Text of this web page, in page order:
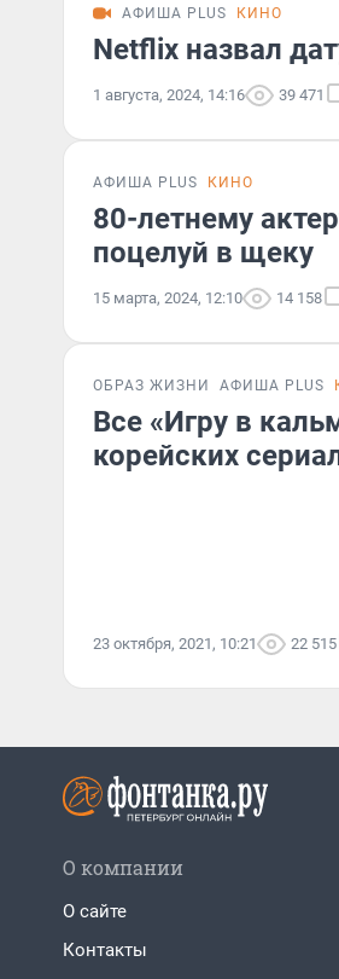
АФИША PLUS КИНО
Netflix назвал
1 августа, 2024, 14:16 39 471
АФИША PLUS КИНО
80-летнему
поцелуй в щеку
15 марта, 2024, 12:10 14 158
ОБРАЗ ЖИЗНИ АФИША PLUS
Все «Игру в
корейских
23 октября, 2021, 10:21 22 515
О компании
О сайте
Контакты